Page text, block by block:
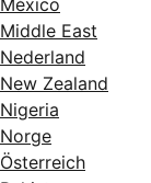
México
Middle East
Nederland
New Zealand
Nigeria
Norge
Österreich